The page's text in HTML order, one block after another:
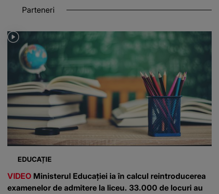
Parteneri
EDUCAȚIE
VIDEO Ministerul Educației ia în calcul reintroducerea
examenelor de admitere la liceu. 33.000 de locuri au